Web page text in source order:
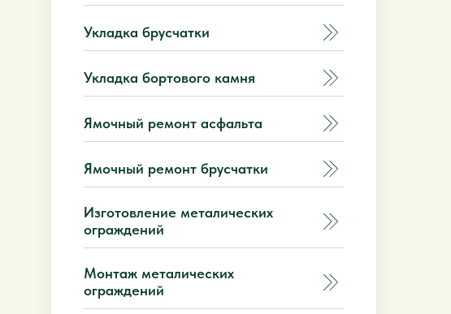
Монтаж металических
ограждений
Изготовление металических
ограждений
Ямочный ремонт брусчатки
Ямочный ремонт асфальта
Укладка бортового камня
Укладка брусчатки